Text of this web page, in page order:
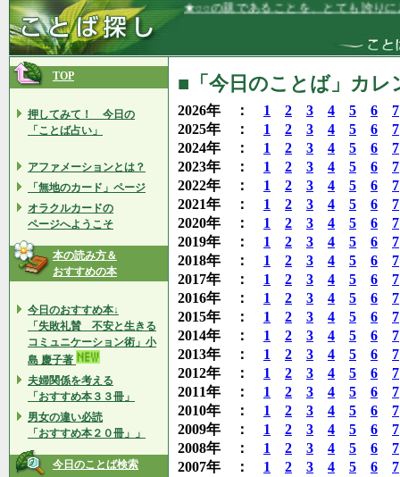
★○○の親であることを、とても誇りに思
TOP
押してみて！ 今日の
「ことば占い」
アファメーションとは？
「無地のカード」ページ
オラクルカードの
ページへようこそ
本の読み方＆
おすすめの本
今日のおすすめ本↓
「失敗礼賛 不安と生きる
コミュニケーション術」小
島 慶子著
夫婦関係を考える
「おすすめ本３３冊」
男女の違い必読
「おすすめ本２０冊」」
今日のことば検索
■「今日のことば」カ
2026年 ： 1 2 3 4 5 6
7
2025年 ： 1 2 3 4 5 6
7
2024年 ： 1 2 3 4 5 6
7
2023年 ： 1 2 3 4 5 6
7
2022年 ： 1 2 3 4 5 6
7
2021年 ： 1 2 3 4 5 6
7
2020年 ： 1 2 3 4 5 6
7
2019年 ： 1 2 3 4 5 6
7
2018年 ： 1 2 3 4 5 6
7
2017年 ： 1 2 3 4 5 6
7
2016年 ： 1 2 3 4 5 6
7
2015年 ： 1 2 3 4 5 6
7
2014年 ： 1 2 3 4 5 6
7
2013年 ： 1 2 3 4 5 6
7
2012年 ： 1 2 3 4 5 6
7
2011年 ： 1 2 3 4 5 6
7
2010年 ： 1 2 3 4 5 6
7
2009年 ： 1 2 3 4 5 6
7
2008年 ： 1 2 3 4 5 6
7
2007年 ： 1 2 3 4 5 6
7